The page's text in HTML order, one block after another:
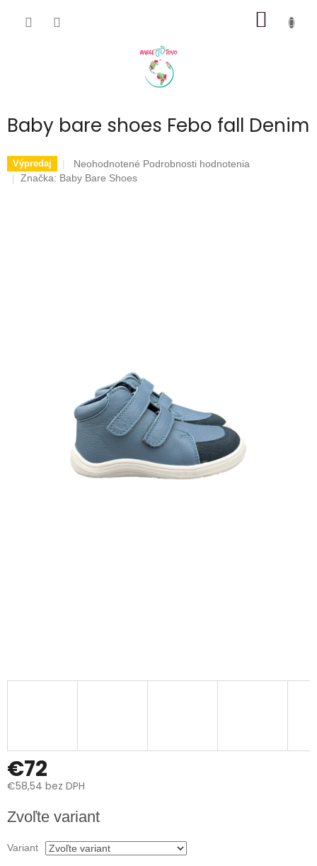
Baby bare shoes Febo fall Denim
Výpredaj
Priemerné
hodnotenie
Neohodnotené Podrobnosti hodnotenia
Značka: Baby Bare Shoes
€72
€58,54 bez DPH
cena:
Zvoľte variant
Variant